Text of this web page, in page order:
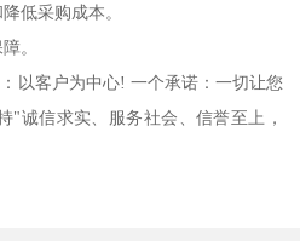
低采购成本。
。
以客户为中心! 一个承诺：一切让您
"诚信求实、服务社会、信誉至上，